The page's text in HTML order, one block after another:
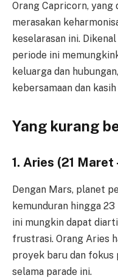
Orang Capricorn, yang
merasakan
keselarasan ini.
periode ini
keluarga dan
kebersamaan dan
Yang kurang
1. Aries (21 Maret
Dengan Mars, planet
kemunduran hingga
ini mungkin dapat
frustrasi. Orang Aries
proyek baru dan fokus
selama parade ini.